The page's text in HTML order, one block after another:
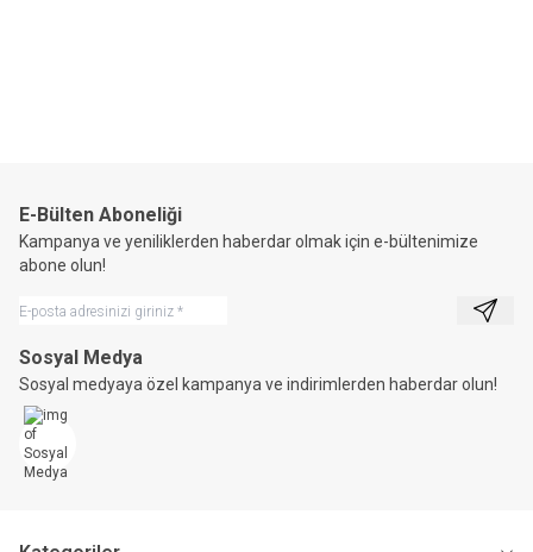
E-Bülten Aboneliği
Kampanya ve yeniliklerden haberdar olmak için e-bültenimize
abone olun!
Kayıt
Sosyal Medya
Sosyal medyaya özel kampanya ve indirimlerden haberdar olun!